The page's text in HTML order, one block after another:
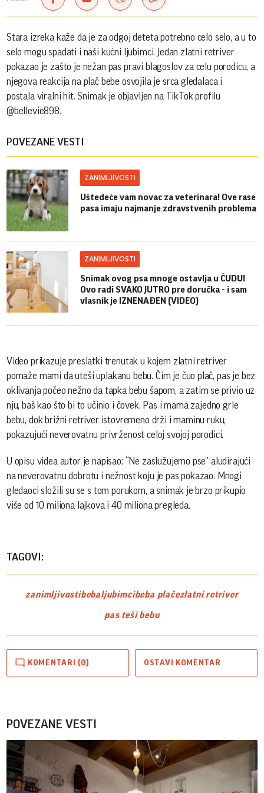
Stara izreka kaže da je za odgoj deteta potrebno celo selo, a u to
selo mogu spadati i naši kućni ljubimci. Jedan zlatni retriver
pokazao je zašto je nežan pas pravi blagoslov za celu porodicu, a
njegova reakcija na plač bebe osvojila je srca gledalaca i
postala viralni hit. Snimak je objavljen na TikTok profilu
@bellevie898.
POVEZANE VESTI
ZANIMLJIVOSTI
Uštedeće vam novac za veterinara! Ove rase
pasa imaju najmanje zdravstvenih problema
ZANIMLJIVOSTI
Snimak ovog psa mnoge ostavlja u ČUDU!
Ovo radi SVAKO JUTRO pre doručka - i sam
vlasnik je IZNENAĐEN (VIDEO)
Video prikazuje preslatki trenutak u kojem zlatni retriver
pomaže mami da uteši uplakanu bebu. Čim je čuo plač, pas je bez
oklivanja počeo nežno da tapka bebu šapom, a zatim se privio uz
nju, baš kao što bi to učinio i čovek. Pas i mama zajedno grle
bebu, dok brižni retriver istovremeno drži i maminu ruku,
pokazujući neverovatnu privrženost celoj svojoj porodici.
U opisu videa autor je napisao: “Ne zaslužujemo pse” aludirajući
na neverovatnu dobrotu i nežnost koju je pas pokazao. Mnogi
gledaoci složili su se s tom porukom, a snimak je brzo prikupio
više od 10 miliona lajkova i 40 miliona pregleda.
TAGOVI:
zanimljivostibebaljubimcibeba plačezlatni retriver
pas teši bebu
KOMENTARI (0) OSTAVI KOMENTAR
POVEZANE VESTI